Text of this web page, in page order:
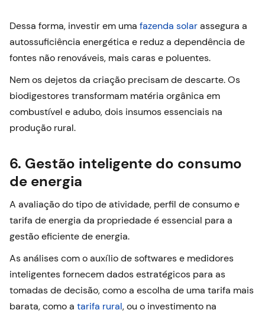
Dessa forma, investir em uma fazenda solarassegura a
autossuficiência energética e reduz a dependência de
fontes não renováveis, mais caras e poluentes.
Nem os dejetos da criação precisam de descarte. Os
biodigestores transformam matéria orgânica em
combustível e adubo, dois insumos essenciais na
produção rural.
6. Gestão inteligente do consumo
de energia
A avaliação do tipo de atividade, perfil de consumo e
tarifa de energia da propriedade é essencial para a
gestão eficiente de energia.
As análises com o auxílio de softwares e medidores
inteligentes fornecem dados estratégicos para as
tomadas de decisão, como a escolha de uma tarifa mais
barata, como a tarifa rural, ou o investimento na